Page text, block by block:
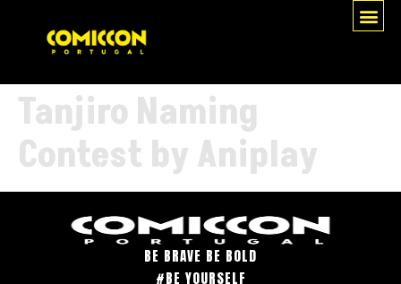
Tanjiro Naming
Contest by Aniplay
BE BRAVE BE BOLD
#BE YOURSELF